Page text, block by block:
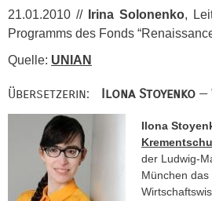
21.01.2010 //
Irina Solonenko,
Programms des Fonds
Quelle: UNIAN
Übersetzerin: Ilona Stoyenko —
Ilona
der Ludwig-
München das